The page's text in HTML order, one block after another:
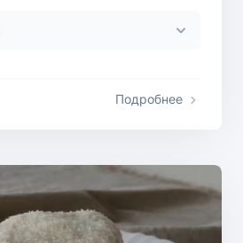
Подробнее